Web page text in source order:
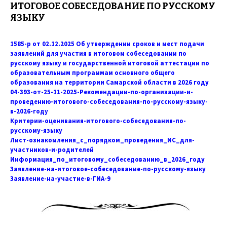
ИТОГОВОЕ СОБЕСЕДОВАНИЕ ПО РУССКОМУ
ЯЗЫКУ
1585-р от 02.12.2025 Об утверждении сроков и мест подачи
заявлений для участия в итоговом собеседовании по
русскому языку и государственной итоговой аттестации по
образовательным программам основного общего
образования на территории Самарской области в 2026 году
04-393-от-25-11-2025-Рекомендации-по-организации-и-
проведению-итогового-собеседования-по-русскому-языку-
в-2026-году
Критерии-оценивания-итогового-собеседования-по-
русскому-языку
Лист-ознакомления_с_порядком_проведения_ИС_для-
участников-и-родителей
Информация_по_итоговому_собеседованию_в_2026_году
Заявление-на-итоговое-собеседование-по-русскому-языку
Заявление-на-участие-в-ГИА-9